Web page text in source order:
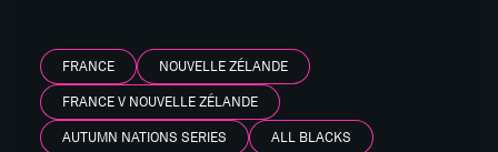
FRANCE NOUVELLE ZÉLANDE
FRANCE V NOUVELLE ZÉLANDE
AUTUMN NATIONS SERIES ALL BLACKS